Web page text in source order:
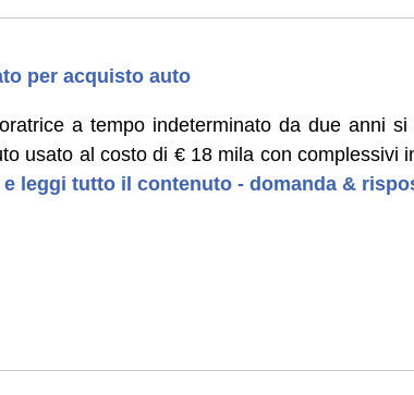
per acquisto auto
a tempo indeterminato da due anni
usato al costo di € 18 mila con complessivi
leggi tutto il contenuto - domanda &